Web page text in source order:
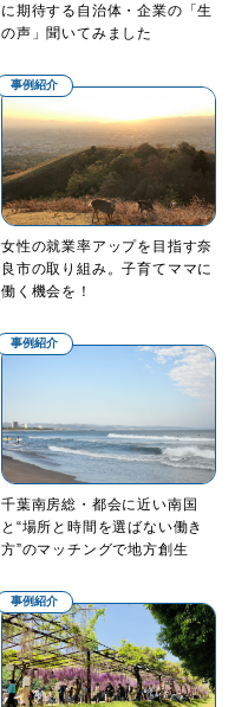
に期待する自治体・企業の「生
の声」聞いてみました
事例紹介
女性の就業率アップを目指す奈
良市の取り組み。子育てママに
働く機会を！
事例紹介
千葉南房総・都会に近い南国
と“場所と時間を選ばない働き
方”のマッチングで地方創生
事例紹介